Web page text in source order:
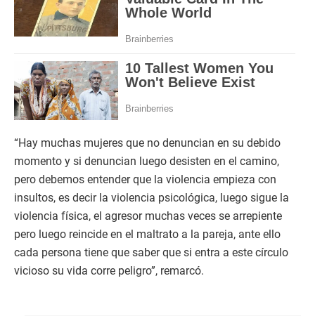
“Hay muchas mujeres que no denuncian en su debido
momento y si denuncian luego desisten en el camino,
pero debemos entender que la violencia empieza con
insultos, es decir la violencia psicológica, luego sigue la
violencia física, el agresor muchas veces se arrepiente
pero luego reincide en el maltrato a la pareja, ante ello
cada persona tiene que saber que si entra a este círculo
vicioso su vida corre peligro”, remarcó.